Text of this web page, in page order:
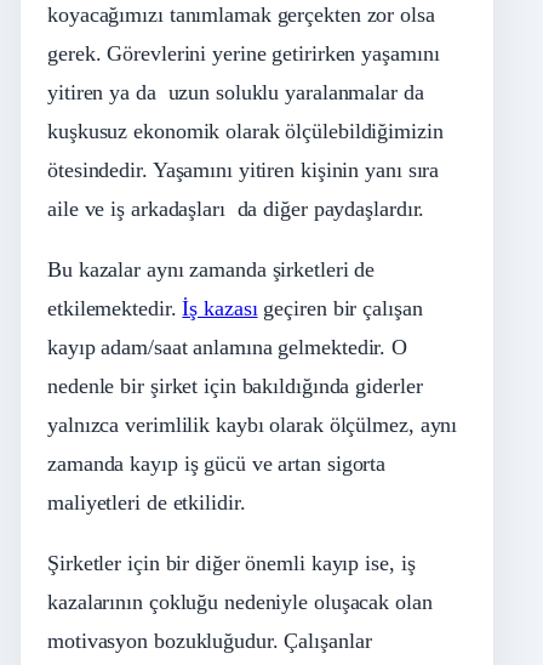
koyacağımızı tanımlamak gerçekten zor olsa
gerek. Görevlerini yerine getirirken yaşamını
yitiren ya da uzun soluklu yaralanmalar da
kuşkusuz ekonomik olarak ölçülebildiğimizin
ötesindedir. Yaşamını yitiren kişinin yanı sıra
aile ve iş arkadaşları da diğer paydaşlardır.
Bu kazalar aynı zamanda şirketleri de
etkilemektedir.İş kazası geçiren bir çalışan
kayıp adam/saat anlamına gelmektedir. O
nedenle bir şirket için bakıldığında giderler
yalnızca verimlilik kaybı olarak ölçülmez, aynı
zamanda kayıp iş gücü ve artan sigorta
maliyetleri de etkilidir.
Şirketler için bir diğer önemli kayıp ise, iş
kazalarının çokluğu nedeniyle oluşacak olan
motivasyon bozukluğudur. Çalışanlar